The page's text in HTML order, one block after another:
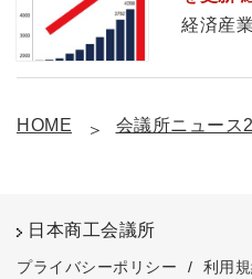
経済産
HOME 会議所ニュース
日本商工会議所
プライバシーポリシー / 利用